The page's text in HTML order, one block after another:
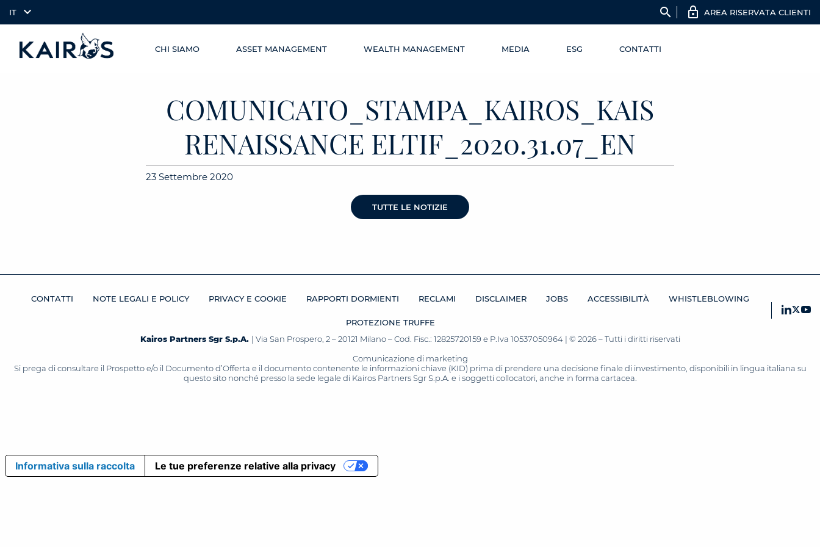
IT search AREA RISERVATA CLIENTI
CHI SIAMO ASSET MANAGEMENT WEALTH MANAGEMENT MEDIA ESG CONTATTI
COMUNICATO_STAMPA_KAIROS_KAIS
RENAISSANCE ELTIF_2020.31.07_EN
23 Settembre 2020
TUTTE LE NOTIZIE
CONTATTI NOTE LEGALI E POLICY PRIVACY E COOKIE RAPPORTI DORMIENTI RECLAMI DISCLAIMER JOBS ACCESSIBILITÀ WHISTLEBLOWING
PROTEZIONE TRUFFE
Kairos Partners Sgr S.p.A. | Via San Prospero, 2 – 20121 Milano – Cod. Fisc.: 12825720159 e P.Iva 10537050964 | © 2026 – Tutti i diritti riservati
Comunicazione di marketing
Si prega di consultare il Prospetto e/o il Documento d’Offerta e il documento contenente le informazioni chiave (KID) prima di prendere una decisione finale di investimento, disponibili in lingua italiana su
questo sito nonché presso la sede legale di Kairos Partners Sgr S.p.A. e i soggetti collocatori, anche in forma cartacea.
Informativa sulla raccolta Le tue preferenze relative alla privacy